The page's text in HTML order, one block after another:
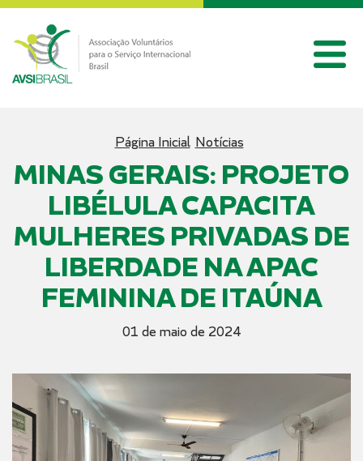
Página Inicial Notícias
MINAS GERAIS: PROJETO
LIBÉLULA CAPACITA
MULHERES PRIVADAS DE
LIBERDADE NA APAC
FEMININA DE ITAÚNA
01 de maio de 2024